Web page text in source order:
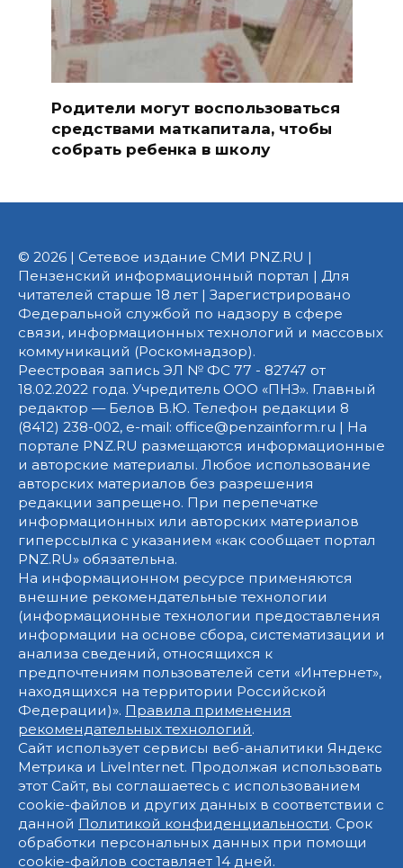
Родители могут воспользоваться
средствами маткапитала, чтобы
собрать ребенка в школу
© 2026 | Сетевое издание СМИ PNZ.RU |
Пензенский информационный портал | Для
читателей старше 18 лет | Зарегистрировано
Федеральной службой по надзору в сфере
связи, информационных технологий и массовых
коммуникаций (Роскомнадзор).
Реестровая запись ЭЛ № ФС 77 - 82747 от
18.02.2022 года. Учредитель ООО «ПНЗ». Главный
редактор — Белов В.Ю. Телефон редакции 8
(8412) 238-002, e-mail: office@penzainform.ru | На
портале PNZ.RU размещаются информационные
и авторские материалы. Любое использование
авторских материалов без разрешения
редакции запрещено. При перепечатке
информационных или авторских материалов
гиперссылка с указанием «как сообщает портал
PNZ.RU» обязательна.
На информационном ресурсе применяются
внешние рекомендательные технологии
(информационные технологии предоставления
информации на основе сбора, систематизации и
анализа сведений, относящихся к
предпочтениям пользователей сети «Интернет»,
находящихся на территории Российской
Федерации)». Правила применения
рекомендательных технологий.
Сайт использует сервисы веб-аналитики Яндекс
Метрика и LiveInternet. Продолжая использовать
этот Сайт, вы соглашаетесь с использованием
cookie-файлов и других данных в соответствии с
данной Политикой конфиденциальности. Срок
обработки персональных данных при помощи
cookie-файлов составляет 14 дней.